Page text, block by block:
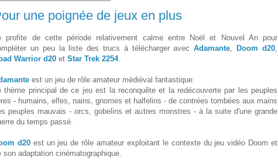
une poignée de jeux en plus
profite de cette période relativement calme entre Noël et Nouvel An pour
un peu la liste des trucs à télécharger avecAdamante, Doom d20,
Warrior d20 et Star Trek 2254.
est un jeu de rôle amateur médiéval fantastique.
thème principal de ce jeu est la reconquête et la redécouverte par les peuples
- humains, elfes, nains, gnomes et halfelins - de contrées tombées aux mains
peuples mauvais - orcs, gobelins et autres monstres - à la suite d'une grande
du temps passé.
d20est un jeu de rôle amateur exploitant le contexte du jeu vidéo Doom et
son adaptation cinématographique.